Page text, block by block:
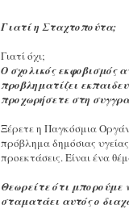
Γιατί η Σταχτοπούτα;
Γιατί όχι;
Ο σχολικός εκφοβισμός
προβληματίζει
προχωρήσετε στη
Ξέρετε η Παγκόσμια
πρόβλημα δημόσιας
προεκτάσεις. Είναι ένα
Θεωρείτε ότι μπορούμε
σταματάει αυτός ο